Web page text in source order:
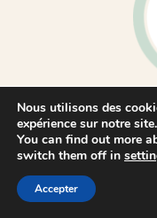
Nous utilisons des
expérience sur notre site.
You can find out more
switch them off in
Accepter